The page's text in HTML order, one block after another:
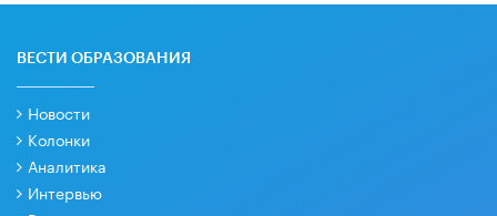
ВЕСТИ ОБРАЗОВАНИЯ
Новости
Колонки
Аналитика
Интервью